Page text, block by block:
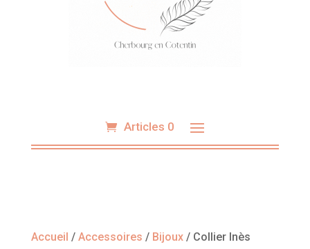
Articles 0
Accueil / Accessoires / Bijoux/ Collier Inès